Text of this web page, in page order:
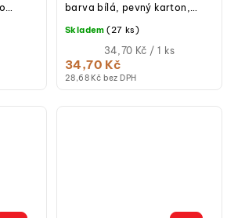
cm),
28,68 Kč bez DPH
34,70 Kč
Měrná
cena:
34,70 Kč / 1 ks
Skladem (27 ks)
barva bílá, pevný karton,
znovupoužitelná při běžném
použití, vhodná i na...